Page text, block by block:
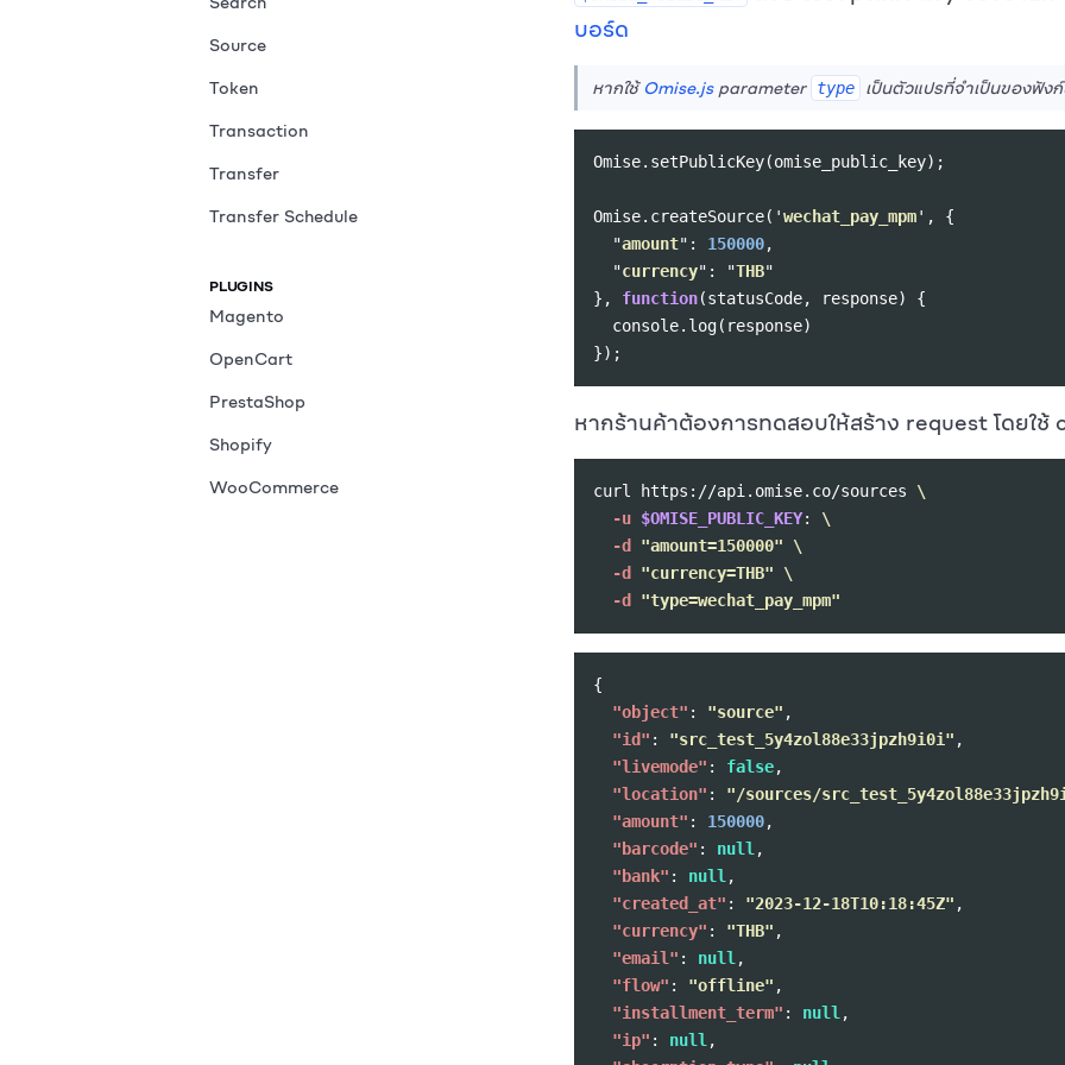
Source
Token
Transaction
Transfer
Transfer Schedule
PLUGINS
Magento
OpenCart
PrestaShop
Shopify
WooCommerce
บอร์ด
หากใช้ Omise.js parameter type เป็นตัวแปรที่จำเป็นของฟัง
Omise. setPublicKey(omise_public_key);
Omise. createSource( 'wechat_pay_mpm' ,
{
"amount" : 150000,
"currency" : "THB"
},
function(statusCode, response)
{
console. log( response)
});
หากร้านค้าต้องการทดสอบให้สร้าง request โดยใช้
curl https://api.omise.co/sources \
-u $OMISE_PUBLIC_KEY: \
-d
"amount=150000"
\
-d
"currency=THB"
\
-d
"type=wechat_pay_mpm"
{
"object" : "source" ,
"id" : "src_test_5y4zol88e33jpzh9i0i" ,
"livemode" : false,
"location" : "/sources/
"amount" : 150000,
"barcode" : null,
"bank" : null,
"created_at" : "2023-12-18T10:18:45Z" ,
"currency" : "THB" ,
"email" : null,
"flow" : "offline" ,
"installment_term" : null,
"ip" : null,